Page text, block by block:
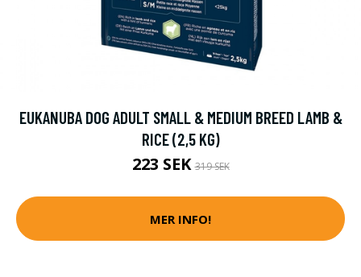
EUKANUBA DOG ADULT SMALL & MEDIUM BREED LAMB &
RICE (2,5 KG)
223 SEK319 SEK
MER INFO!